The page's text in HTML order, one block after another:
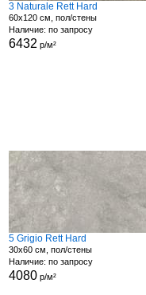
3 Naturale Rett Hard
60x120 см, пол/стены
Наличие: по запросу
6432 р/м²
5 Grigio Rett Hard
30x60 см, пол/стены
Наличие: по запросу
4080р/м²